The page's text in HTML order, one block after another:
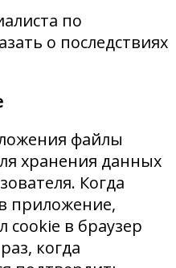
по
о последствиях
файлы
хранения данных
Когда
приложение,
cookie в браузер
когда